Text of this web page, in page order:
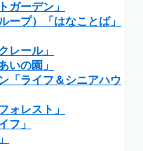
ガーデン」
ープ）「はなことば」
レール」
いの園」
「ライフ＆シニアハウ
ォレスト」
フ」